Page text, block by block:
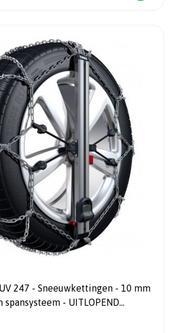
247 - Sneeuwkettingen - 10 mm
- UITLOPEND